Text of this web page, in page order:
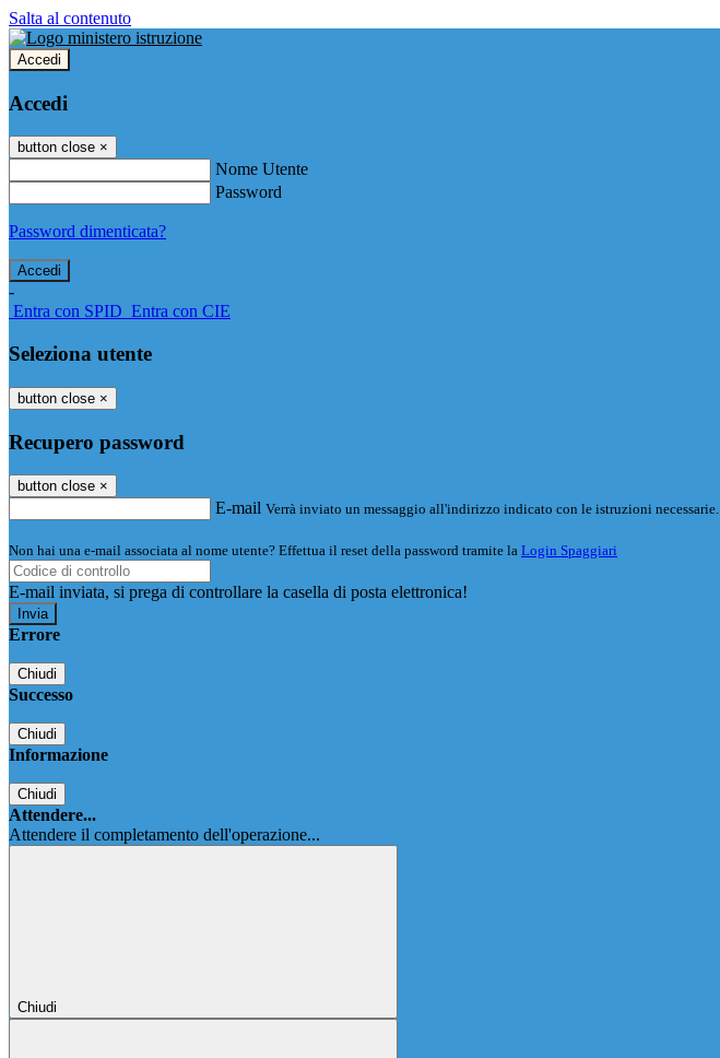
Salta al contenuto
Accedi
Accedi
button close ×
Nome Utente
Password
Password dimenticata?
-
Entra con SPID Entra con CIE
Seleziona utente
button close ×
Recupero password
button close ×
E-mail Verrà inviato un messaggio all'indirizzo indicato con le istruzioni necessarie.
Non hai una e-mail associata al nome utente? Effettua il reset della password tramite la Login Spaggiari
E-mail inviata, si prega di controllare la casella di posta elettronica!
Errore
Chiudi
Successo
Chiudi
Informazione
Chiudi
Attendere...
Attendere il completamento dell'operazione...
Chiudi